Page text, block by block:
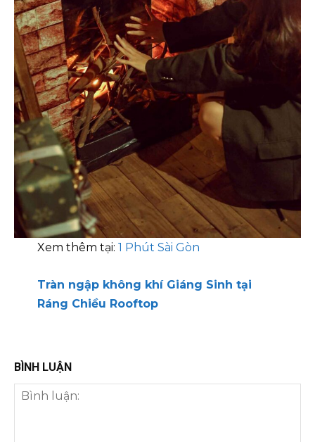
Xem thêm tại: 1 Phút Sài Gòn
Tràn ngập không khí Giáng Sinh tại
Ráng Chiều Rooftop
BÌNH LUẬN